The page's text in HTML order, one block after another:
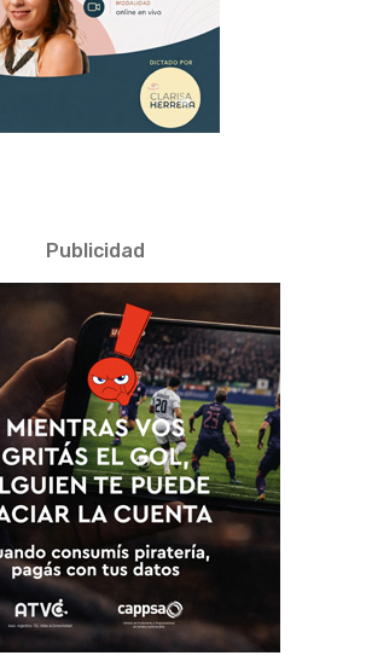
Publicidad